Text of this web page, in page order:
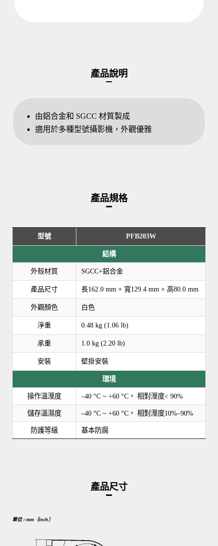
產品說明
由鋁合金和 SGCC 材質製成
適用於多種型號攝影機，外觀優雅
產品規格
型號 PFB203W
結構
外殼材質 SGCC+鋁合金
產品尺寸 長162.0 mm × 寬129.4 mm × 高80.0 mm
外觀顏色 白色
淨重 0.48 kg (1.06 lb)
承重 1.0 kg (2.20 lb)
安裝 壁掛安裝
環境
操作溫溼度 –40 °C ~ +60 °C， 相對溼度< 90%
儲存溫濕度 –40 °C ~ +60 °C， 相對溼度10%–90%
防護等級 基本防腐
產品尺寸
單位 : mm〔inch〕